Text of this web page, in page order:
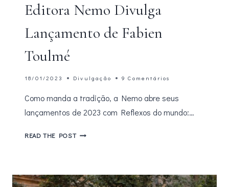
Editora Nemo Divulga
Lançamento de Fabien
Toulmé
18/01/2023 Divulgação 9 Comentários
Como manda a tradição, a Nemo abre seus
lançamentos de 2023 com Reflexos do mundo:…
READ THE POSTEDITORA
DE